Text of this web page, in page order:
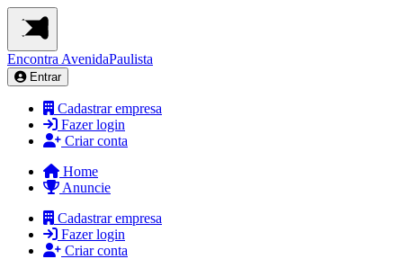
Encontra AvenidaPaulista
Entrar
Cadastrar empresa
Fazer login
Criar conta
Home
Anuncie
Cadastrar empresa
Fazer login
Criar conta